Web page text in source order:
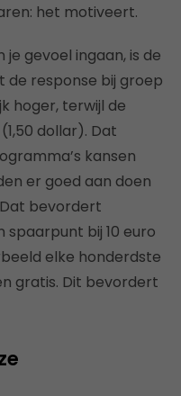
het motiveert.
je gevoel ingaan, is de
de response bij groep
hoger, terwijl de
dollar). Dat
kansen
er goed aan doen
bevordert
bij 10 euro
elke honderdste
gratis. Dit bevordert